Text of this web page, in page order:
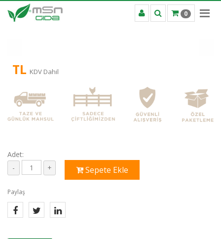
0
TL KDV Dahil
Adet:
Sepete Ekle
Paylaş